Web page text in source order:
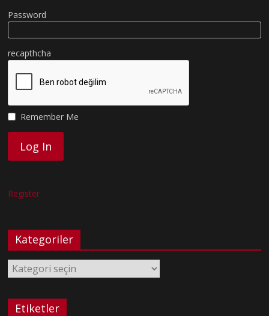
Password
recapthcha
Remember Me
Register
Kategoriler
Kategoriler
Etiketler